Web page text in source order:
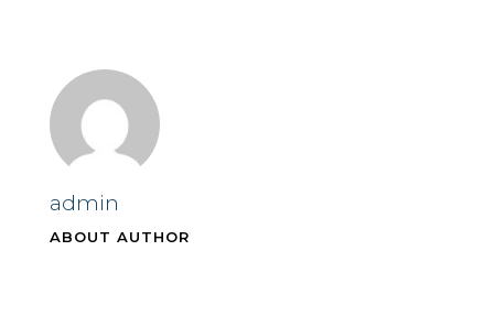
admin
ABOUT AUTHOR